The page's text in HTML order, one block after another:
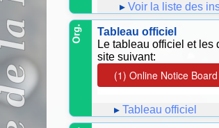
Voir la liste des
Tableau officiel
Le tableau officiel et
site suivant:
Tableau officiel